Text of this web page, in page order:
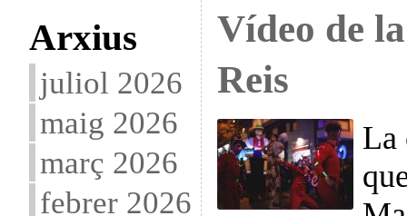
Arxius
juliol 2026
maig 2026
març 2026
febrer 2026
Vídeo de
Reis
La